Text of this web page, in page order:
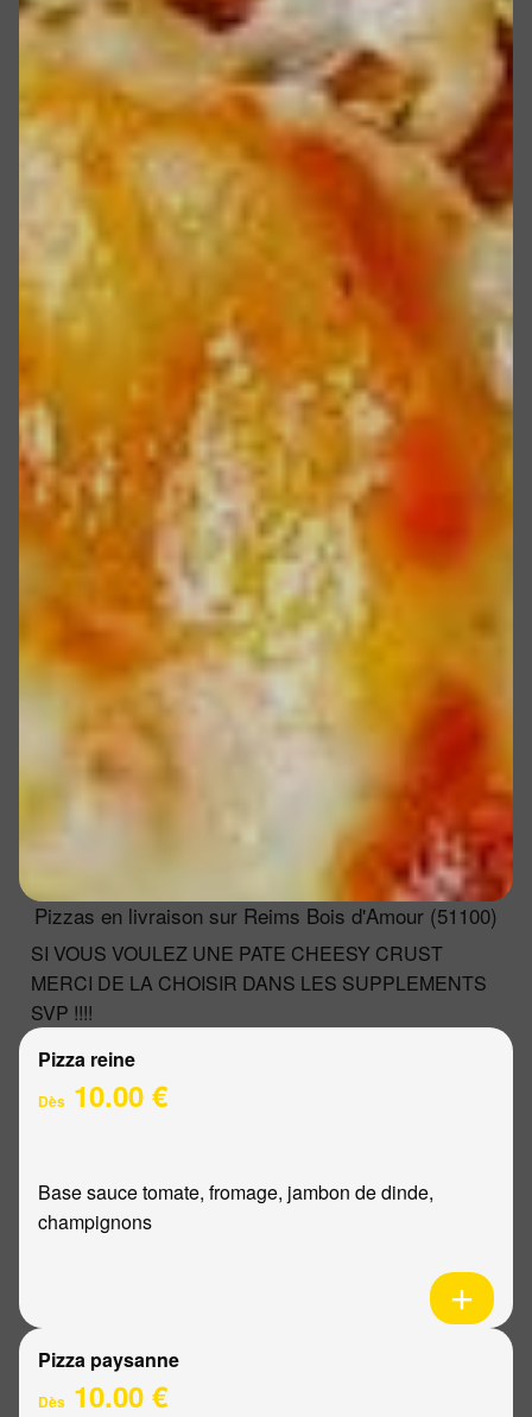
Pizzas en livraison sur Reims Bois d'Amour (51100)
SI VOUS VOULEZ UNE PATE CHEESY CRUST
MERCI DE LA CHOISIR DANS LES SUPPLEMENTS
SVP !!!!
Pizza reine
Dès 10.00 €
Base sauce tomate, fromage, jambon de dinde,
champignons
Pizza paysanne
Dès 10.00 €